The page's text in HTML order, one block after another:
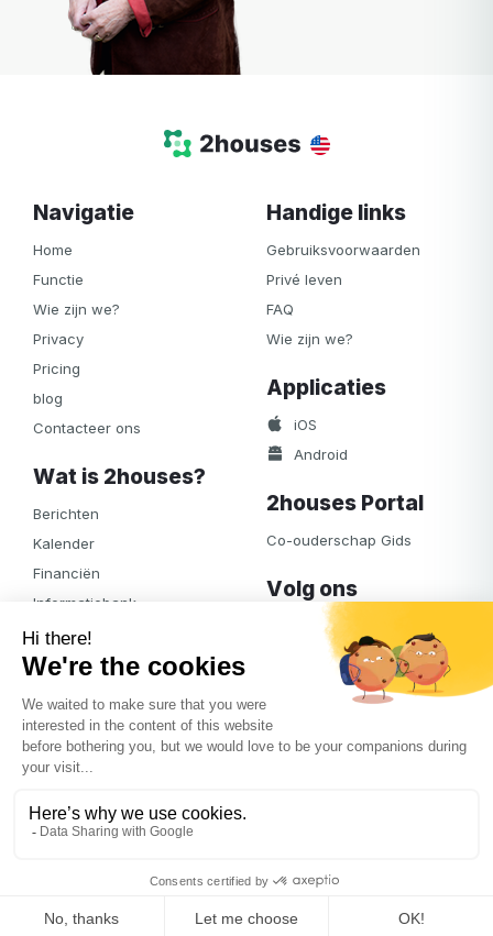
Navigatie
Home
Functie
Wie zijn we?
Privacy
Pricing
blog
Contacteer ons
Wat is 2houses?
Berichten
Kalender
Financiën
Informatiebank
Notificaties
Albums
Toegang
Handige links
Gebruiksvoorwaarden
Privé leven
FAQ
Wie zijn we?
Applicaties
iOS
Android
2houses Portal
Co-ouderschap Gids
Volg ons
Facebook
© 20262houses.com